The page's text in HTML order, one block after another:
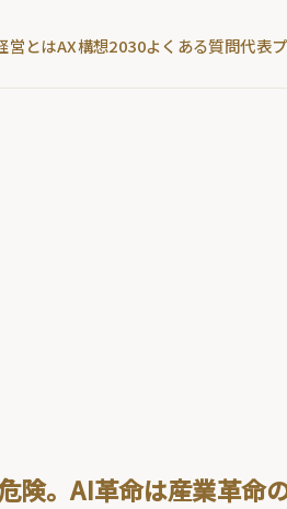
営とはAX構想2030よくある質問代表
険。AI革命は産業革命